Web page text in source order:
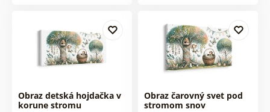
Obraz detská hojdačka v
korune stromu
Obraz čarovný svet pod
stromom snov